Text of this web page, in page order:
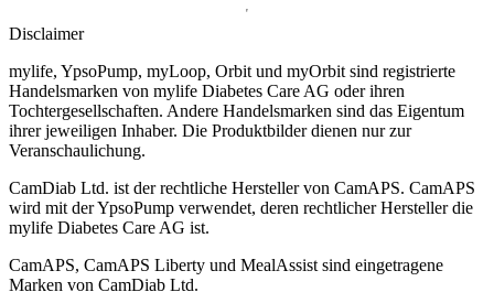
Disclaimer
mylife, YpsoPump, myLoop, Orbit und myOrbit sind registrierte
Handelsmarken von mylife Diabetes Care AG oder ihren
Tochtergesellschaften. Andere Handelsmarken sind das Eigentum
ihrer jeweiligen Inhaber. Die Produktbilder dienen nur zur
Veranschaulichung.
CamDiab Ltd. ist der rechtliche Hersteller von CamAPS. CamAPS
wird mit der YpsoPump verwendet, deren rechtlicher Hersteller die
mylife Diabetes Care AG ist.
CamAPS, CamAPS Liberty und MealAssist sind eingetragene
Marken von CamDiab Ltd.